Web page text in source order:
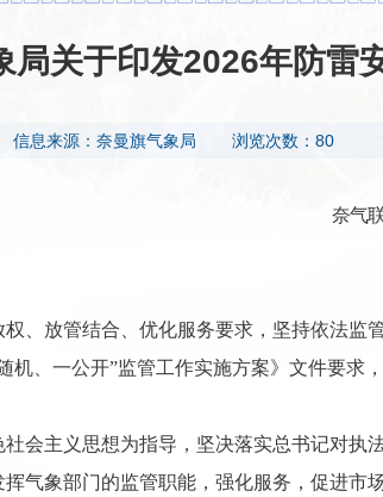
局关于印发2026年防雷
信息来源： 奈曼旗气象局 浏览次数：80
奈气
、放管结合、优化服务要求，坚持依法
机、一公开”监管工作实施方案》文件要
会主义思想为指导，坚决落实总书记对执
气象部门的监管职能，强化服务，促进市